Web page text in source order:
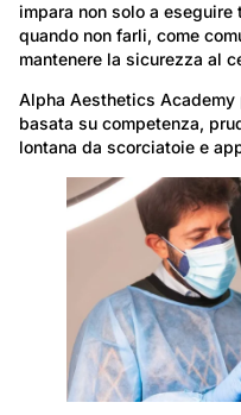
impara non solo a
quando non farli, come
mantenere la sicurezza al
Alpha Aesthetics Academy
basata su competenza,
lontana da scorciatoie e